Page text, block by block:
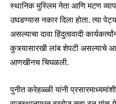
स्थानिक मुस्लिम नेता आणि मटण
उघडण्यास नकार दिला होता. त्या
असल्याचा दावा हिंदुत्ववादी
कुत्र्यासारखी लांब शेपटी असल्याचे
आणखीनच चिघळली.
पुनीत करेहळ्ळी यांनी